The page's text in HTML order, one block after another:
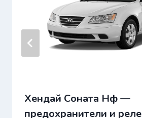
Хендай Соната Нф —
предохранители и реле